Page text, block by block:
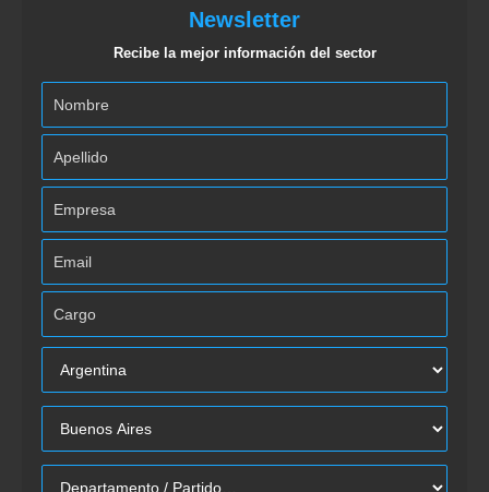
Newsletter
Recibe la mejor información del sector